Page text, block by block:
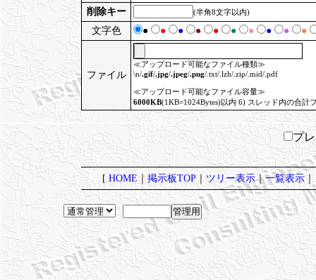
削除キー
(半角8文字以内)
文字色 ● ● ● ● ● ● ● ● ● ●
ファイル
≪アップロード可能なファイル種類≫
\n/.gif/.jpg/.jpeg/.png/.txt/.lzh/.zip/.mid/.pdf
≪アップロード可能なファイル容量≫
6000KB(1KB=1024Bytes)以内 6) スレッド内の合計
プ
[HOME｜掲示板TOP｜ ツリー表示｜一覧表示｜